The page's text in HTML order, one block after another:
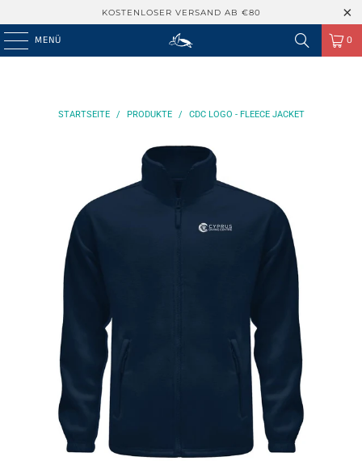
KOSTENLOSER VERSAND AB €80
MENÜ 0
STARTSEITE / PRODUKTE / CDC LOGO - FLEECE JACKET